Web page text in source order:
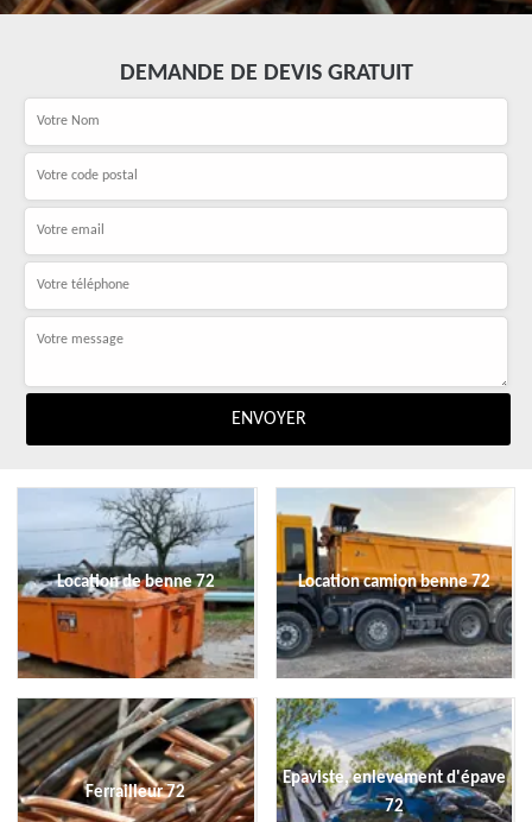
DEMANDE DE DEVIS GRATUIT
Location de benne 72 Location camion benne 72
Ferrailleur 72
Epaviste, enlevement d'épave
72